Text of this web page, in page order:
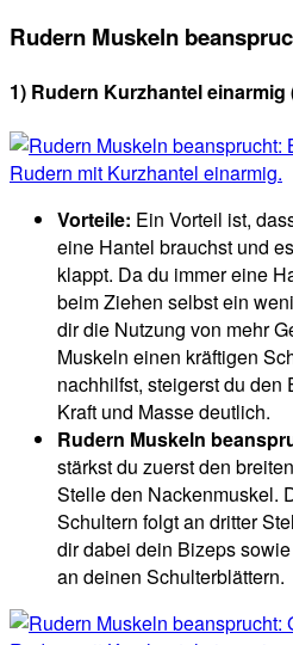
Rudern Muskeln
1) Rudern Kurzhantel
Vorteile: Ein Vorteil ist,
eine Hantel brauchst und
klappt. Da du immer eine
beim Ziehen selbst ein
dir die Nutzung von mehr
Muskeln einen kräftigen
nachhilfst, steigerst du
Kraft und Masse deutlich.
Rudern Muskeln
stärkst du zuerst den
Stelle den Nackenmuskel.
Schultern folgt an dritter
dir dabei dein Bizeps
an deinen Schulterblättern.